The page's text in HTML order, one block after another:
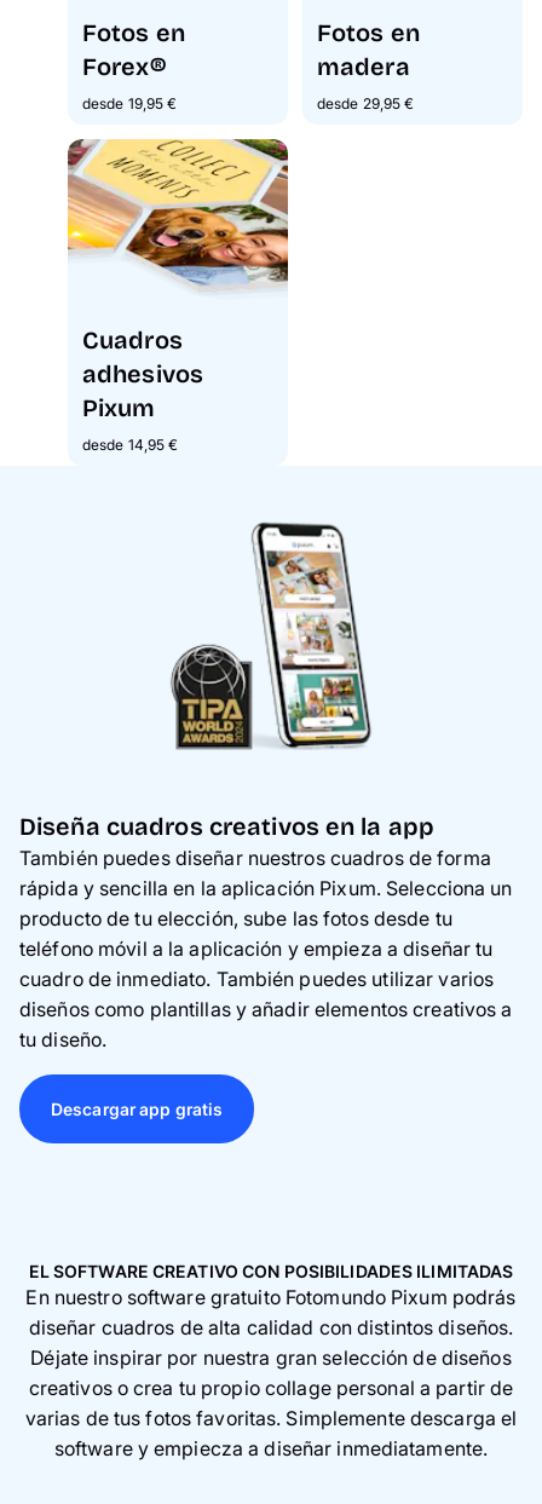
Fotos en
Forex®
desde 19,95 €
Fotos en
madera
desde 29,95 €
Cuadros
adhesivos
Pixum
desde 14,95 €
Diseña cuadros creativos en la app
También puedes diseñar nuestros cuadros de forma
rápida y sencilla en la aplicación Pixum. Selecciona un
producto de tu elección, sube las fotos desde tu
teléfono móvil a la aplicación y empieza a diseñar tu
cuadro de inmediato. También puedes utilizar varios
diseños como plantillas y añadir elementos creativos a
tu diseño.
Descargar app gratis
EL SOFTWARE CREATIVO CON POSIBILIDADES ILIMITADAS
En nuestro software gratuito Fotomundo Pixum podrás
diseñar cuadros de alta calidad con distintos diseños.
Déjate inspirar por nuestra gran selección de diseños
creativos o crea tu propio collage personal a partir de
varias de tus fotos favoritas. Simplemente descarga el
software y empiecza a diseñar inmediatamente.